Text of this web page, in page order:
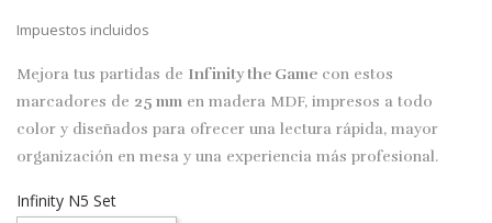
Impuestos incluidos
Mejora tus partidas de Infinity the Game con estos
marcadores de 25 mm en madera MDF, impresos a todo
color y diseñados para ofrecer una lectura rápida, mayor
organización en mesa y una experiencia más profesional.
Infinity N5 Set